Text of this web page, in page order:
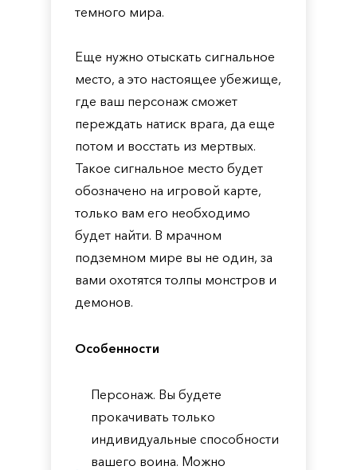
темного мира.
Еще нужно отыскать сигнальное
место, а это настоящее убежище,
где ваш персонаж сможет
переждать натиск врага, да еще
потом и восстать из мертвых.
Такое сигнальное место будет
обозначено на игровой карте,
только вам его необходимо
будет найти. В мрачном
подземном мире вы не один, за
вами охотятся толпы монстров и
демонов.
Особенности
Персонаж. Вы будете
прокачивать только
индивидуальные способности
вашего воина. Можно